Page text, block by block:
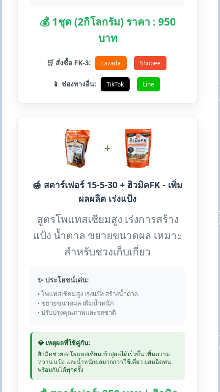
💰 1ชุด (2กิโลกรัม) ราคา : 950
บาท
🛒 สั่งซื้อ FK-3: Lazada Shopee
📱 ช่องทางอื่น: TikTok Line
+
🍯 สตาร์เฟอร์ 15-5-30 + ฮิวมิคFK - เพิ่ม
ผลผลิต เร่งแป้ง
สูตรโพแทสเซียมสูง เร่งการสร้าง
แป้ง น้ำตาล ขยายขนาดผล เหมาะ
สำหรับช่วงเก็บเกี่ยว
✨ ประโยชน์เด่น:
• โพแทสเซียมสูง เร่งแป้ง สร้างน้ำตาล
• ขยายขนาดผล เพิ่มน้ำหนัก
• ปรับปรุงคุณภาพและรสชาติ
💎 เหตุผลที่ใช้คู่กัน:
ฮิวมิคช่วยส่งโพแทสเซียมเข้าสู่ผลได้เร็วขึ้น เพิ่มความ
หวาน แป้ง และน้ำหนักผลมากกว่าใช้เดี่ยว ผสมฉีดพ่น
พร้อมกันได้ทุกครั้ง